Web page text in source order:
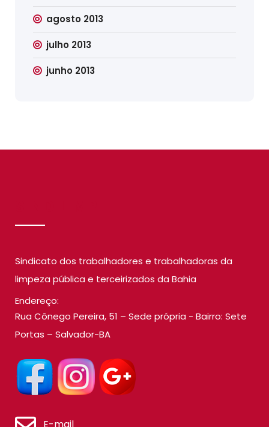
agosto 2013
julho 2013
junho 2013
Sindicato dos trabalhadores e trabalhadoras da
limpeza pública e terceirizados da Bahia
Endereço:
Rua Cônego Pereira, 51 – Sede própria - Bairro: Sete
Portas – Salvador-BA
E-mail